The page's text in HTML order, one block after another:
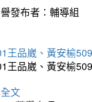
發布者：輔導組
王品崴、黃安榆
王品崴、黃安榆
文